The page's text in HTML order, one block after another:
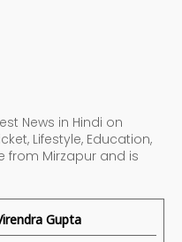
News in Hindi on
Lifestyle, Education,
from Mirzapur and is
Gupta